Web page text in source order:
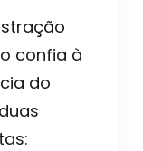
confia à
do